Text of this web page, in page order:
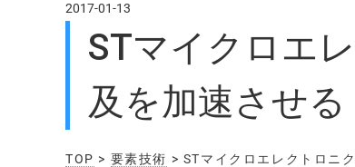
2017-01-13
STマイクロエ
及を加速させ
TOP > 要素技術 > STマイクロエレクトロニ